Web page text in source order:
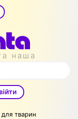
наша
тварин